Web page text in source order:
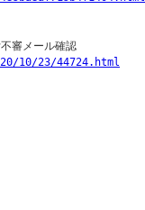
審メール確認
10/23/44724.html